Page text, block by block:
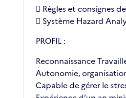
 Règles et consignes
 Système Hazard
PROFIL :
Reconnaissance
Autonomie,
Capable de gérer le